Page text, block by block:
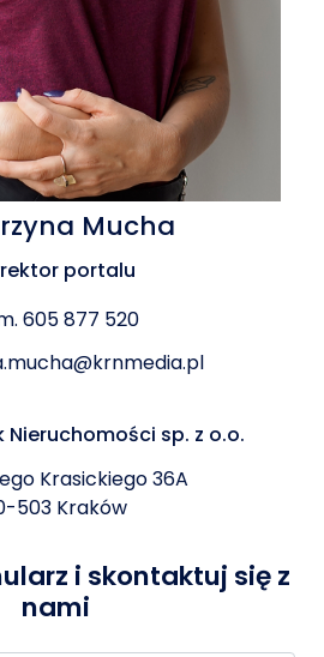
Mucha
portalu
605 877 520
Nieruchomości sp. z o.o.
Krasickiego 36A
503 Kraków
i skontaktuj się z
nami